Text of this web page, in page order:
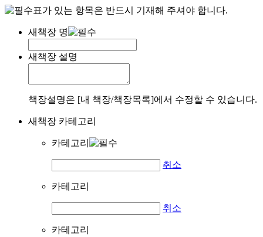
표가 있는 항목은 반드시 기재해 주셔야 합니다.
새책장 명
새책장 설명
책장설명은 [내 책장/책장목록]에서 수정할 수 있습니다.
새책장 카테고리
카테고리
취소
카테고리
취소
카테고리